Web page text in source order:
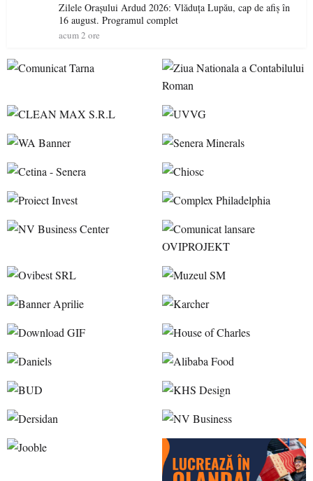
Zilele Orașului Ardud 2026: Vlăduța Lupău, cap de afiș în
16 august. Programul complet
acum 2 ore